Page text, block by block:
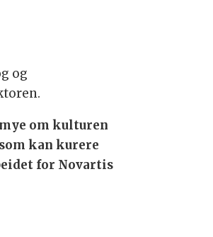
og
om kulturen
kan kurere
for Novartis